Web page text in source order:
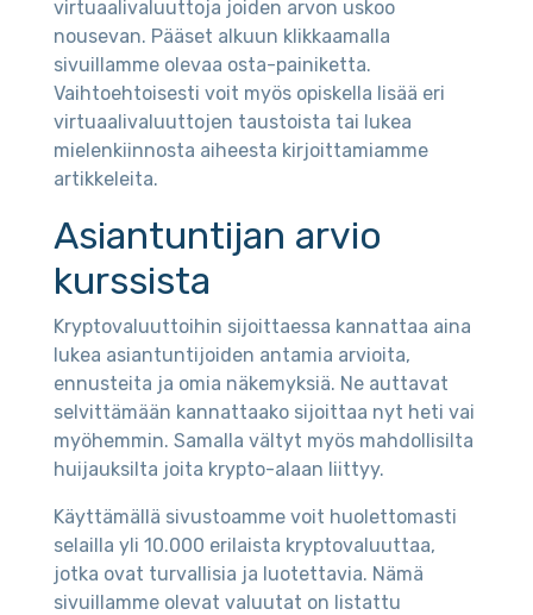
virtuaalivaluuttoja joiden arvon uskoo
nousevan. Pääset alkuun klikkaamalla
sivuillamme olevaa osta-painiketta.
Vaihtoehtoisesti voit myös opiskella lisää eri
virtuaalivaluuttojen taustoista tai lukea
mielenkiinnosta aiheesta kirjoittamiamme
artikkeleita.
Asiantuntijan arvio
kurssista
Kryptovaluuttoihin sijoittaessa kannattaa aina
lukea asiantuntijoiden antamia arvioita,
ennusteita ja omia näkemyksiä. Ne auttavat
selvittämään kannattaako sijoittaa nyt heti vai
myöhemmin. Samalla vältyt myös mahdollisilta
huijauksilta joita krypto-alaan liittyy.
Käyttämällä sivustoamme voit huolettomasti
selailla yli 10.000 erilaista kryptovaluuttaa,
jotka ovat turvallisia ja luotettavia. Nämä
sivuillamme olevat valuutat on listattu